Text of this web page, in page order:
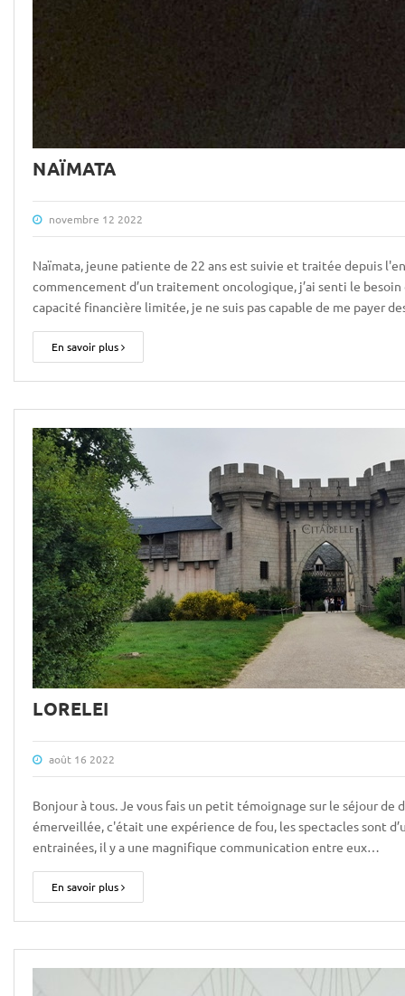
NAÏMATA
novembre 12 2022
Naïmata, jeune patiente de 22 ans est suivie et traitée depuis
commencement d’un traitement oncologique, j’ai senti le
capacité financière limitée, je ne suis pas capable de me payer
En savoir plus
LORELEI
août 16 2022
Bonjour à tous. Je vous fais un petit témoignage sur le séjour de
émerveillée, c'était une expérience de fou, les spectacles sont
entrainées, il y a une magnifique communication entre eux…
En savoir plus